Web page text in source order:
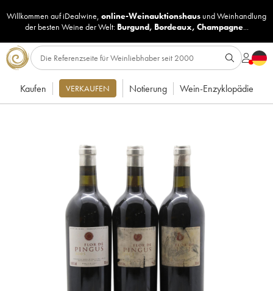
Willkommen auf iDealwine, online-Weinauktionshaus undWeinhandlung
der besten Weine der Welt: Burgund, Bordeaux, Champagne...
Kaufen VERKAUFEN Notierung Wein-Enzyklopädie